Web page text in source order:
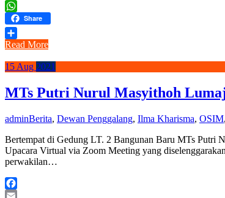
Email
WhatsApp
Share
Share
Read More
15 Aug 2021
MTs Putri Nurul Masyithoh
adminBerita, Dewan Penggalang, Ilma Kharisma, OSIM,
Bertempat di Gedung LT. 2 Bangunan Baru MTs Putri
Upacara Virtual via Zoom Meeting yang
perwakilan…
Facebook